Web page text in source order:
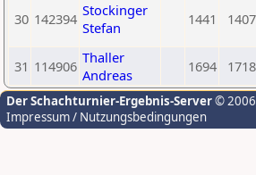
30 142394 Stockinger
Stefan
1441 1407
31 114906 Thaller
Andreas
1694 1718
Der Schachturnier-Ergebnis-Server©
Impressum / Nutzungsbedingungen